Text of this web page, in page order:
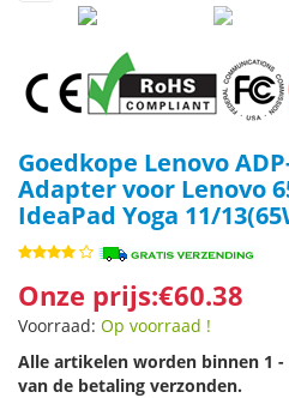
Previous
Goedkope Lenovo
Adapter voor Lenovo
IdeaPad Yoga 11/
Onze prijs:€60.38
Voorraad: Op voorraad !
Alle artikelen worden binnen 1
van de betaling verzonden.